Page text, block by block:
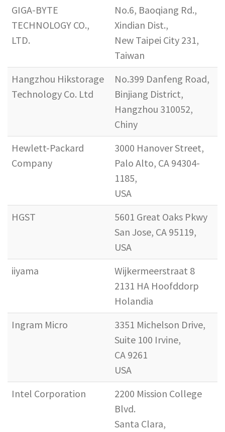
GIGA-BYTE
TECHNOLOGY CO.,
LTD.
No.6, Baoqiang Rd.,
Xindian Dist.,
New Taipei City 231,
Taiwan
Hangzhou Hikstorage
Technology Co. Ltd
No.399 Danfeng Road,
Binjiang District,
Hangzhou 310052,
Chiny
Hewlett-Packard
Company
3000 Hanover Street,
Palo Alto, CA 94304-
1185,
USA
HGST
5601 Great Oaks Pkwy
San Jose, CA 95119,
USA
iiyama
Wijkermeerstraat 8
2131 HA Hoofddorp
Holandia
Ingram Micro
3351 Michelson Drive,
Suite 100 Irvine,
CA 9261
USA
Intel Corporation
2200 Mission College
Blvd.
Santa Clara,